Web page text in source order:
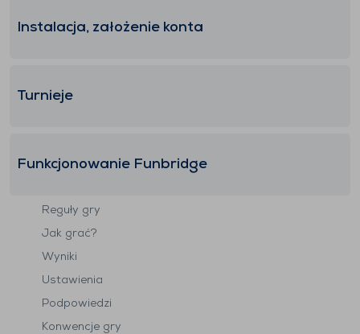
Instalacja, założenie konta
Turnieje
Funkcjonowanie Funbridge
Reguły gry
Jak grać?
Wyniki
Ustawienia
Podpowiedzi
Konwencje gry